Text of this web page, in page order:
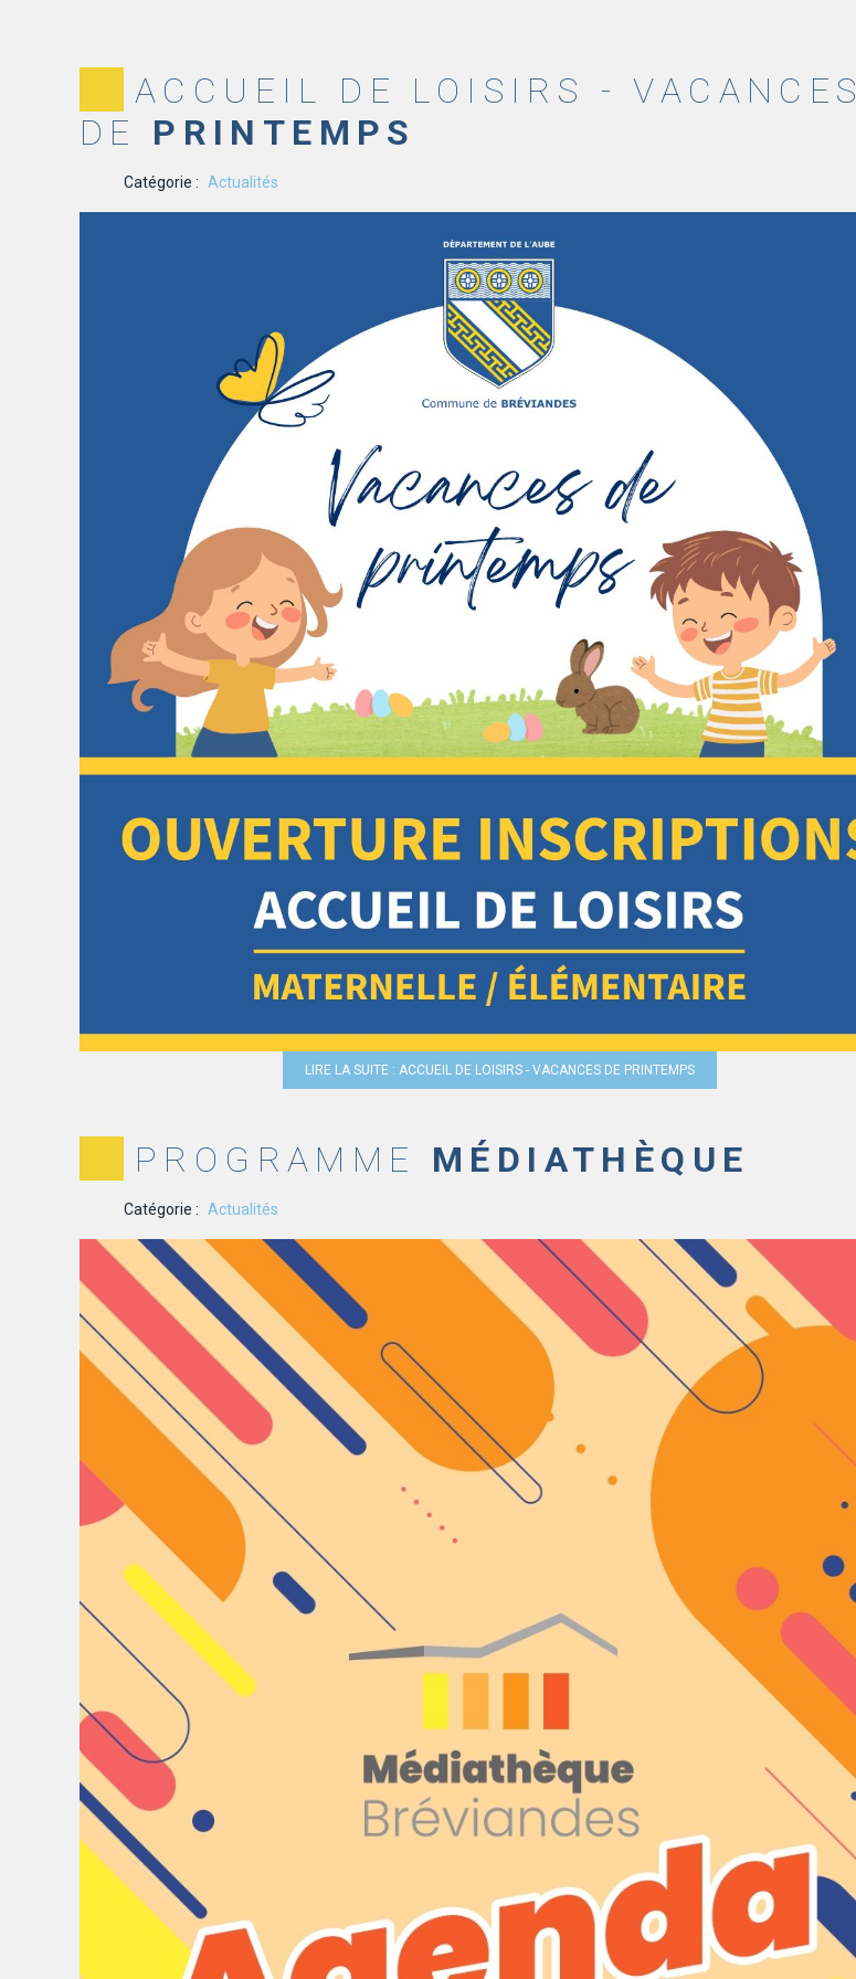
ACCUEIL DE LOISIRS - VACANCES
DE PRINTEMPS
Catégorie : Actualités
LIRE LA SUITE : ACCUEIL DE LOISIRS - VACANCES DE PRINTEMPS
PROGRAMME MÉDIATHÈQUE
Catégorie : Actualités